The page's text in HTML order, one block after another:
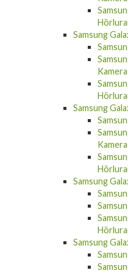
Samsung
Samsung
Samsung
Samsung